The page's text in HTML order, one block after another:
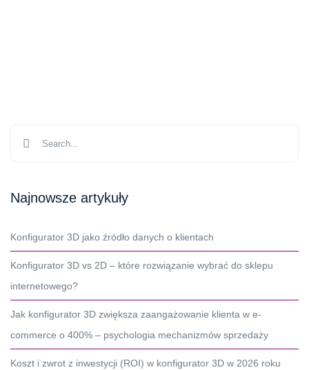
Najnowsze artykuły
Konfigurator 3D jako źródło danych o klientach
Konfigurator 3D vs 2D – które rozwiązanie wybrać do sklepu
internetowego?
Jak konfigurator 3D zwiększa zaangażowanie klienta w e-
commerce o 400% – psychologia mechanizmów sprzedaży
Koszt i zwrot z inwestycji (ROI) w konfigurator 3D w 2026 roku